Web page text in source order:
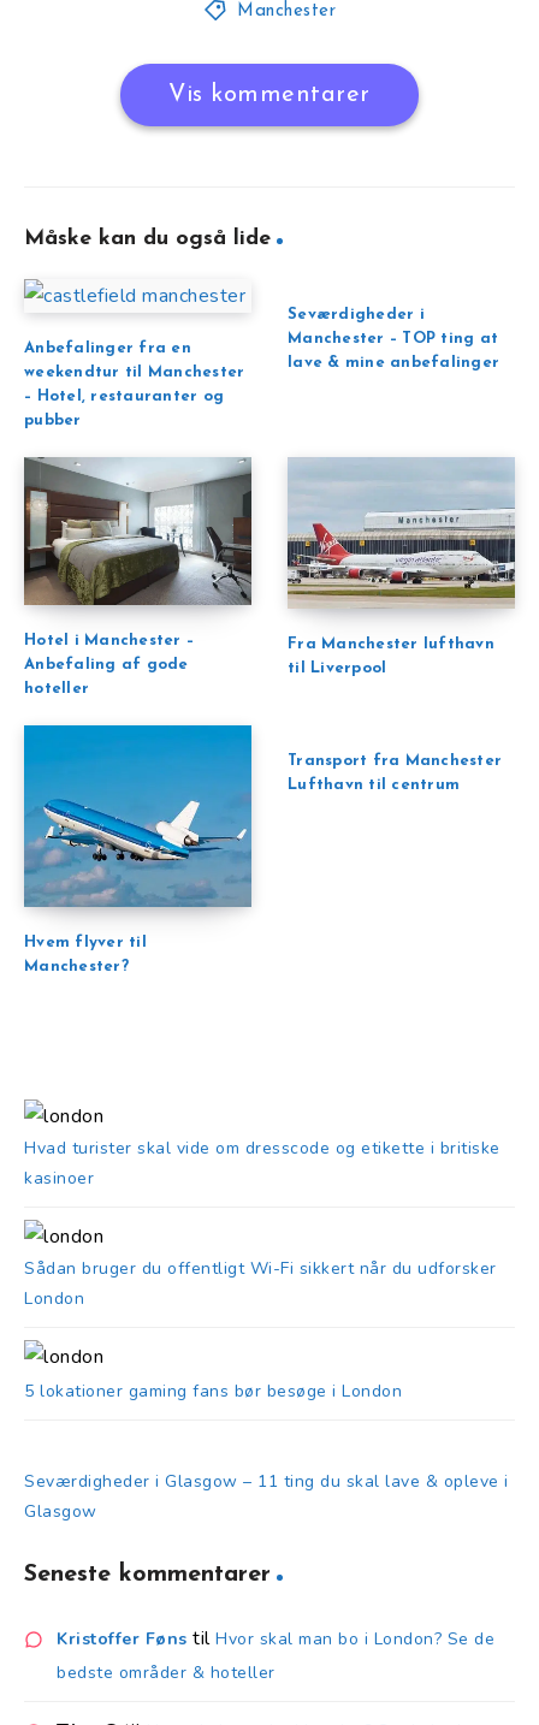
Manchester
Vis kommentarer
Måske kan du også lide
Anbefalinger fra en
weekendtur til Manchester
– Hotel, restauranter og
pubber
Seværdigheder i
Manchester – TOP ting at
lave & mine anbefalinger
Hotel i Manchester –
Anbefaling af gode
hoteller
Fra Manchester lufthavn
til Liverpool
Hvem flyver til
Manchester?
Transport fra Manchester
Lufthavn til centrum
Hvad turister skal vide om dresscode og etikette i britiske
kasinoer
Sådan bruger du offentligt Wi-Fi sikkert når du udforsker
London
5 lokationer gaming fans bør besøge i London
Seværdigheder i Glasgow – 11 ting du skal lave & opleve i
Glasgow
Seneste kommentarer
Kristoffer Føns til Hvor skal man bo i London? Se de
bedste områder & hoteller